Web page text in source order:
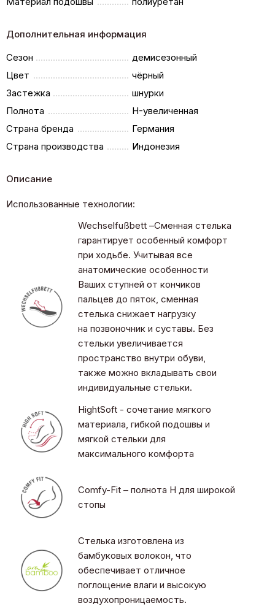
Дополнительная информация
Сезон
демисезонный
Цвет
чёрный
Застежка
шнурки
Полнота
H-увеличенная
Страна бренда
Германия
Страна производства
Индонезия
Описание
Использованные технологии:
Wechselfußbett –Сменная стелька
гарантирует особенный комфорт
при ходьбе. Учитывая все
анатомические особенности
Ваших ступней от кончиков
пальцев до пяток, сменная
стелька снижает нагрузку
на позвоночник и суставы. Без
стельки увеличивается
пространство внутри обуви,
также можно вкладывать свои
индивидуальные стельки.
HightSoft - сочетание мягкого
материала, гибкой подошвы и
мягкой стельки для
максимального комфорта
Comfy-Fit – полнота H для широкой
стопы
Стелька изготовлена из
бамбуковых волокон, что
обеспечивает отличное
поглощение влаги и высокую
воздухопроницаемость.